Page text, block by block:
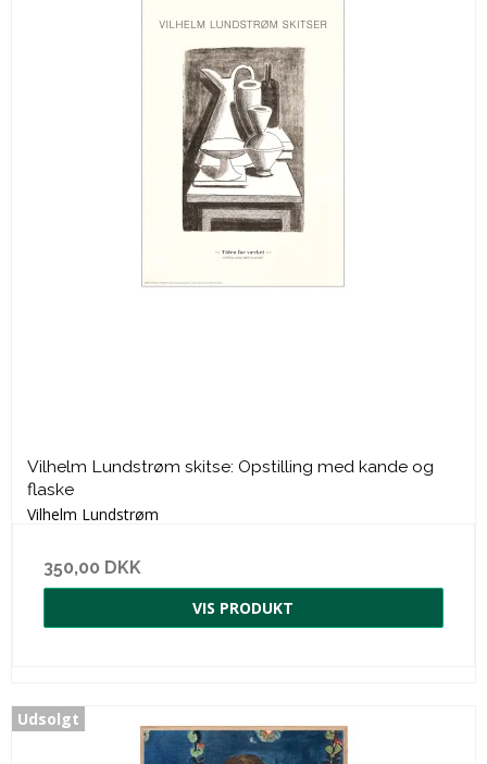
Vilhelm Lundstrøm skitse: Opstilling med kande og
flaske
Vilhelm Lundstrøm
350,00 DKK
VIS PRODUKT
Udsolgt